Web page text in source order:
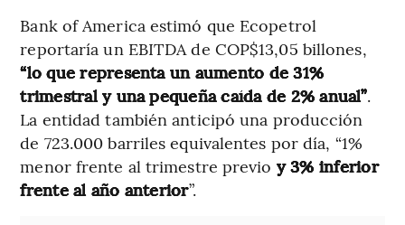
Bank of America estimó que Ecopetrol
reportaría un EBITDA de COP$13,05 billones,
“lo que representa un aumento de 31%
trimestral y una pequeña caída de 2% anual”.
La entidad también anticipó una producción
de 723.000 barriles equivalentes por día, “1%
menor frente al trimestre previo y 3% inferior
frente al año anterior”.